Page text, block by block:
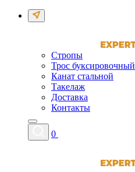
Стропы
Трос буксировочный
Канат стальной
Такелаж
Доставка
Контакты
0